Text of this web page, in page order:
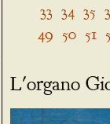
33 34 35
49 50 51
L'organo